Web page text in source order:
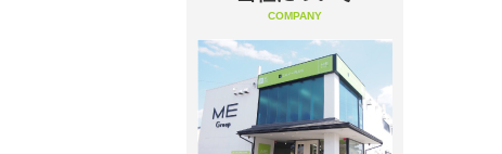
COMPANY